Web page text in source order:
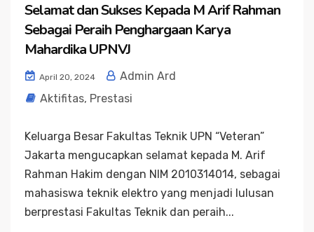
Selamat dan Sukses Kepada M Arif Rahman
Sebagai Peraih Penghargaan Karya
Mahardika UPNVJ
April 20, 2024
Admin Ard
Aktifitas, Prestasi
Keluarga Besar Fakultas Teknik UPN “Veteran”
Jakarta mengucapkan selamat kepada M. Arif
Rahman Hakim dengan NIM 2010314014, sebagai
mahasiswa teknik elektro yang menjadi lulusan
berprestasi Fakultas Teknik dan peraih...